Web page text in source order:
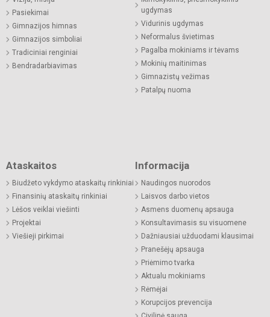
Pasiekimai
Gimnazijos himnas
Gimnazijos simboliai
Tradiciniai renginiai
Bendradarbiavimas
ugdymas
Vidurinis ugdymas
Neformalus švietimas
Pagalba mokiniams ir tėvams
Mokinių maitinimas
Gimnazistų vežimas
Patalpų nuoma
Ataskaitos
Biudžeto vykdymo ataskaitų rinkiniai
Finansinių ataskaitų rinkiniai
Lėšos veiklai viešinti
Projektai
Viešieji pirkimai
Informacija
Naudingos nuorodos
Laisvos darbo vietos
Asmens duomenų apsauga
Konsultavimasis su visuomene
Dažniausiai užduodami klausimai
Pranešėjų apsauga
Priėmimo tvarka
Aktualu mokiniams
Rėmėjai
Korupcijos prevencija